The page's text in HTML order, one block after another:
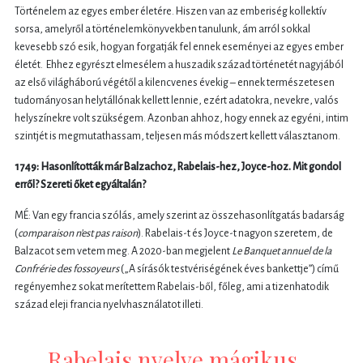
Történelem az egyes ember életére. Hiszen van az emberiség kollektív
sorsa, amelyről a történelemkönyvekben tanulunk, ám arról sokkal
kevesebb szó esik, hogyan forgatják fel ennek eseményei az egyes ember
életét. Ehhez egyrészt elmesélem a huszadik század történetét nagyjából
az első világháború végétől a kilencvenes évekig – ennek természetesen
tudományosan helytállónak kellett lennie, ezért adatokra, nevekre, valós
helyszínekre volt szükségem. Azonban ahhoz, hogy ennek az egyéni, intim
szintjét is megmutathassam, teljesen más módszert kellett választanom.
1749: Hasonlították már Balzachoz, Rabelais-hez, Joyce-hoz. Mit gondol
erről? Szereti őket egyáltalán?
MÉ: Van egy francia szólás, amely szerint az összehasonlítgatás badarság
(comparaison n’est pas raison). Rabelais-t és Joyce-t nagyon szeretem, de
Balzacot sem vetem meg. A 2020-ban megjelent Le Banquet annuel de la
Confrérie des fossoyeurs(„A sírásók testvériségének éves bankettje”) című
regényemhez sokat merítettem Rabelais-ből, főleg, ami a tizenhatodik
század eleji francia nyelvhasználatot illeti.